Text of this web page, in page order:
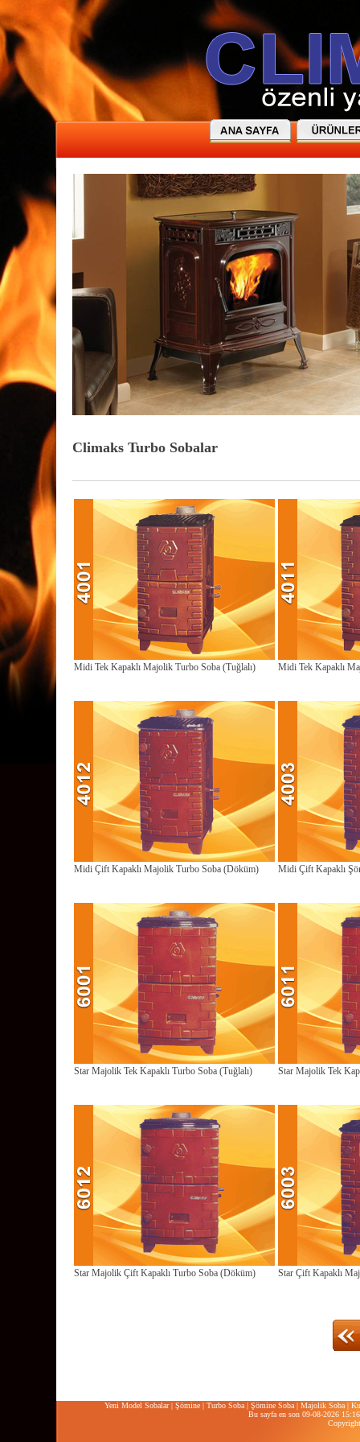
Climaks Turbo Sobalar
Midi Tek Kapaklı Majolik Turbo Soba (Tuğlalı) Midi Tek Kapaklı
Midi Çift Kapaklı Majolik Turbo Soba (Döküm) Midi Çift Kapaklı
Star Majolik Tek Kapaklı Turbo Soba (Tuğlalı) Star Majolik Tek
Star Majolik Çift Kapaklı Turbo Soba (Döküm) Star Çift Kapaklı
Yeni Model Sobalar| Şömine| Turbo Soba| Şömine Soba| Majolik Soba|
Bu sayfa en son 09-08-2026